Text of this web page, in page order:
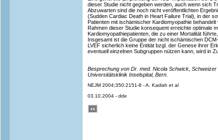
dieser Studie nicht gegeben werden, auch wenn sich
Abzuwarten sind die noch nicht veröffentlichten
(Sudden Cardiac Death in Heart Failure Trial), in der
Patienten mit ischämischer Kardiomyopathie
Rahmen dieser Studie konsequent erreichte optimale
Kardiomyopathiepatienten, die zu einer Mortalität
Insgesamt ist die Gruppe der nicht ischämischen
LVEF sicherlich keine Entität bzgl. der Genese ihrer
eventuell einzelnen Subgruppen nützen kann, wird in
Besprechung von Dr. med. Nicola Schwick,
Universitätsklinik Inselspital, Bern.
NEJM 2004;350:2151-8 - A. Kadish et al
03.10.2004 - dde